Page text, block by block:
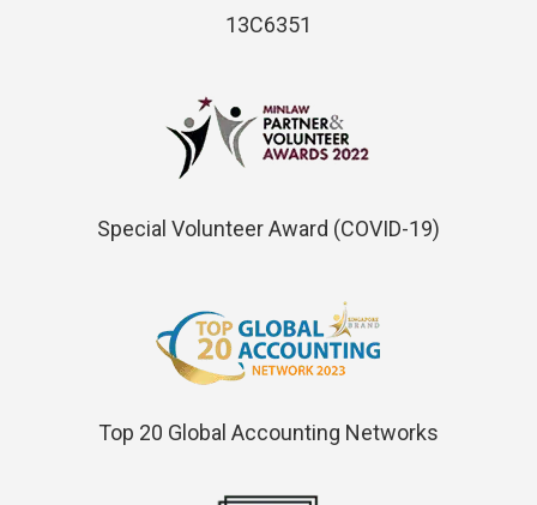
13C6351
Special Volunteer Award (COVID-19)
Top 20 Global Accounting Networks